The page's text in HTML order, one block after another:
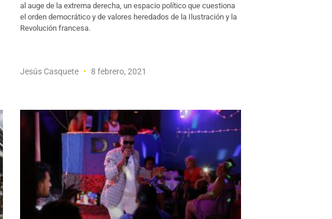
al auge de la extrema derecha, un espacio político que cuestiona
el orden democrático y de valores heredados de la Ilustración y la
Revolución francesa.
Jesús Casquete 8 febrero, 2021